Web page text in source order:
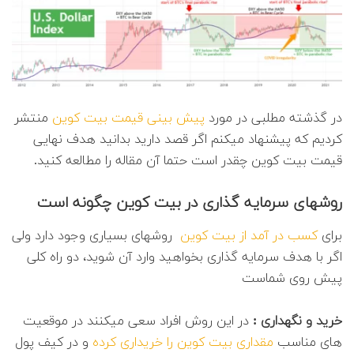
در گذشته مطلبی در مورد پیش بینی قیمت بیت کوین منتشر
کردیم که پیشنهاد میکنم اگر قصد دارید بدانید هدف نهایی
قیمت بیت کوین چقدر است حتما آن مقاله را مطالعه کنید.
روشهای سرمایه گذاری در بیت کوین چگونه است
برای کسب در آمد از بیت کوین روشهای بسیاری وجود دارد ولی
اگر با هدف سرمایه گذاری بخواهید وارد آن شوید، دو راه کلی
پیش روی شماست
خرید و نگهداری : در این روش افراد سعی میکنند در موقعیت
های مناسب مقداری بیت کوین را خریداری کرده و در کیف پول